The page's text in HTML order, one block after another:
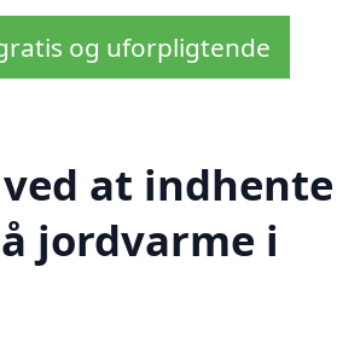
og uforpligtende
at indhente
jordvarme i